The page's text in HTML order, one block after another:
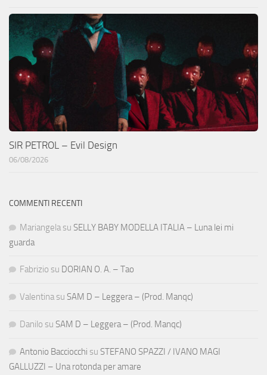
SIR PETROL – Evil Design
06/08/2026
COMMENTI RECENTI
Mariangela su SELLY BABY MODELLA ITALIA – Luna lei mi
guarda
Fabrizio su DORIAN O. A. – Tao
Valentina su SAM D – Leggera – (Prod. Manqc)
Danilo su SAM D – Leggera – (Prod. Manqc)
Antonio Bacciocchi su STEFANO SPAZZI / IVANO MAGI
GALLUZZI – Una rotonda per amare